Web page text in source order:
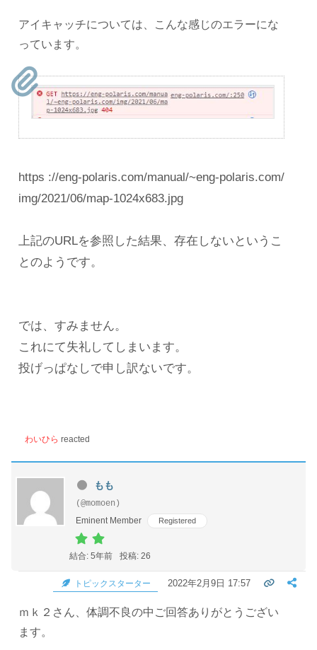
アイキャッチについては、こんな感じのエラーにな
っています。
https ://eng-polaris.com/manual/~eng-polaris.com/
img/2021/06/map-1024x683.jpg
上記のURLを参照した結果、存在しないというこ
とのようです。
では、すみません。
これにて失礼してしまいます。
投げっぱなしで申し訳ないです。
わいひら reacted
もも
(@momoen)
Eminent Member
Registered
結合: 5年前 投稿: 26
トピックスターター 2022年2月9日 17:57
ｍｋ２さん、体調不良の中ご回答ありがとうござい
ます。